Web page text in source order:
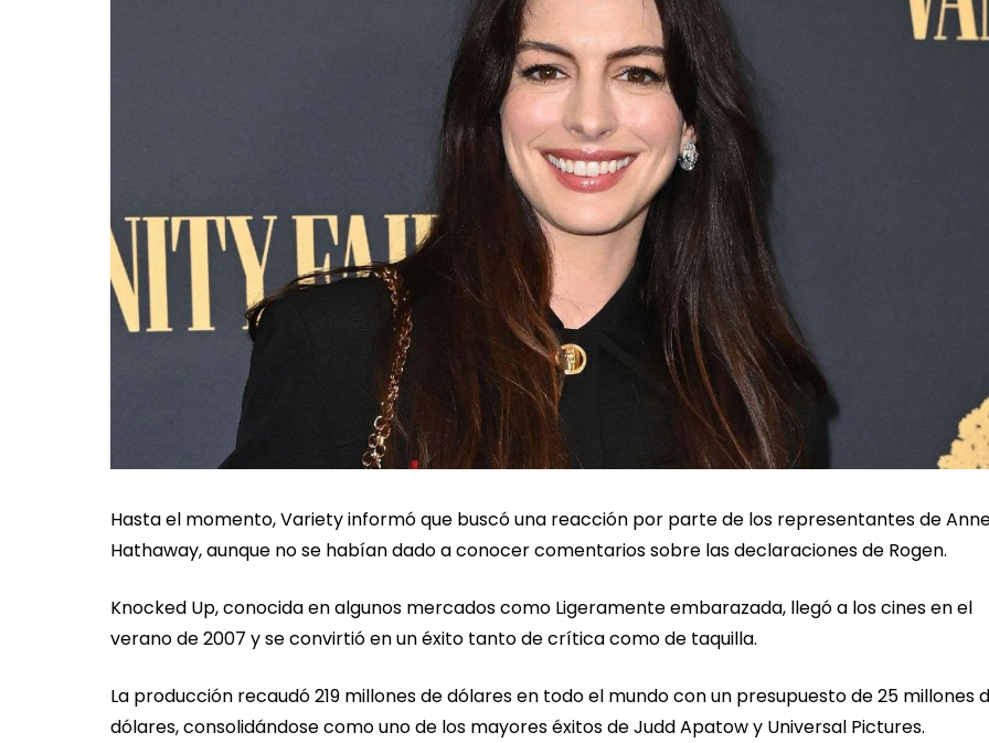
Hasta el momento, Variety informó que buscó una reacción por parte de los representantes de
Hathaway, aunque no se habían dado a conocer comentarios sobre las declaraciones de Rogen.
Knocked Up, conocida en algunos mercados como Ligeramente embarazada, llegó a los cines en el
verano de 2007 y se convirtió en un éxito tanto de crítica como de taquilla.
La producción recaudó 219 millones de dólares en todo el mundo con un presupuesto de 25 millones
dólares, consolidándose como uno de los mayores éxitos de Judd Apatow y Universal Pictures.